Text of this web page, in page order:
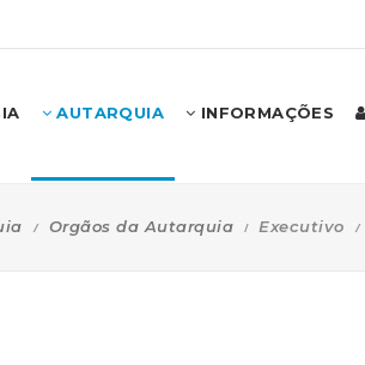
AUTARQUIA INFORMAÇÕES
Orgãos da Autarquia Executivo